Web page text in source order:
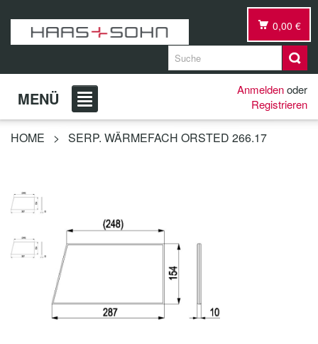
0,00 €
MENÜ Anmeldenoder
Registrieren
HOME > SERP. WÄRMEFACH ORSTED 266.17